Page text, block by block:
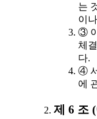
는
이
③
체
다.
④
에
제 6 조